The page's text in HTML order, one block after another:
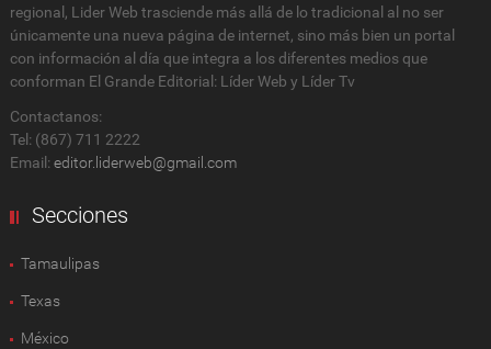
regional, Lider Web trasciende más allá de lo tradicional al no ser
únicamente una nueva página de internet, sino más bien un portal
con información al día que integra a los diferentes medios que
conforman El Grande Editorial: Líder Web y Líder Tv
Contactanos:
Tel: (867) 711 2222
Email: editor.liderweb@gmail.com
Secciones
Tamaulipas
Texas
México